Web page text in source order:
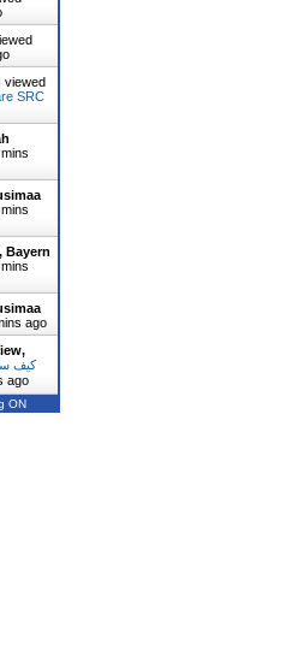
viewed
SRC
Bayern
ago
كيف
ago
ON